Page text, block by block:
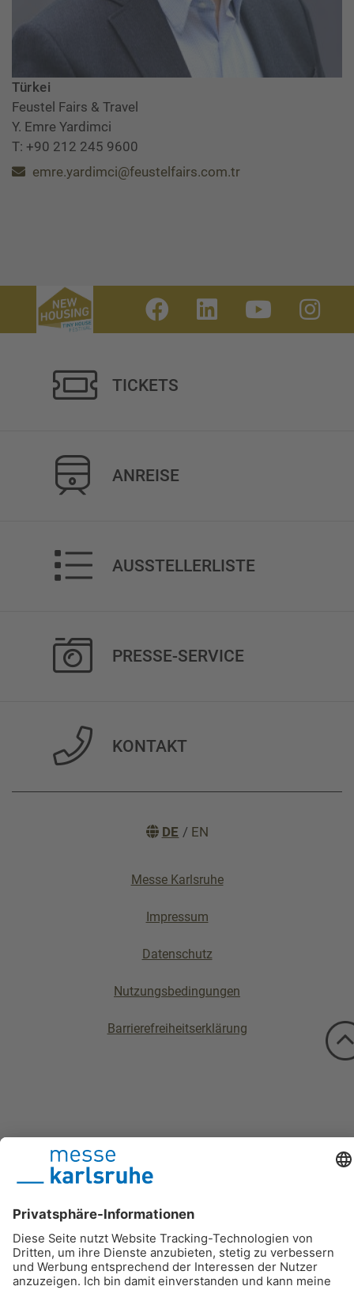
Türkei
Feustel Fairs & Travel
Y. Emre Yardimci
T: +90 212 245 9600
emre.yardimci@feustelfairs.com.tr
TICKETS
ANREISE
AUSSTELLERLISTE
PRESSE-SERVICE
KONTAKT
DE / EN
Messe Karlsruhe
Impressum
Datenschutz
Nutzungsbedingungen
Barrierefreiheitserklärung